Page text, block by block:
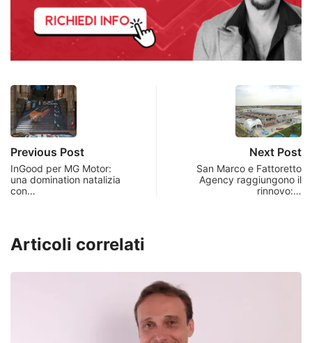
Previous Post
InGood per MG Motor:
una domination natalizia
con…
Next Post
San Marco e Fattoretto
Agency raggiungono il
rinnovo:…
Articoli correlati